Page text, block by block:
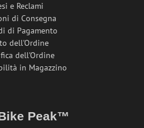
e Reclami
di Consegna
di Pagamento
dell'Ordine
dell'Ordine
in Magazzino
Peak™